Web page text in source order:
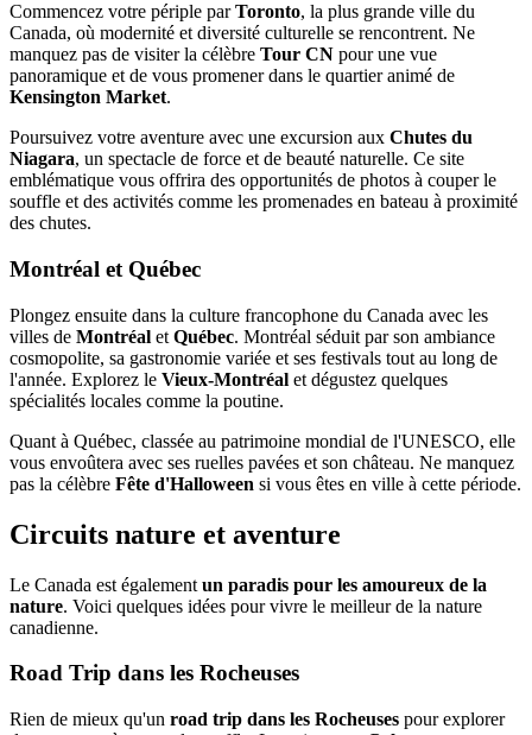
Commencez votre périple parToronto, la plus grande ville du
Canada, où modernité et diversité culturelle se rencontrent. Ne
manquez pas de visiter la célèbre Tour CN pour une vue
panoramique et de vous promener dans le quartier animé de
Kensington Market.
Poursuivez votre aventure avec une excursion aux Chutes du
Niagara, un spectacle de force et de beauté naturelle. Ce site
emblématique vous offrira des opportunités de photos à couper le
souffle et des activités comme les promenades en bateau à proximité
des chutes.
Montréal et Québec
Plongez ensuite dans la culture francophone du Canada avec les
villes de Montréal et Québec. Montréal séduit par son ambiance
cosmopolite, sa gastronomie variée et ses festivals tout au long de
l'année. Explorez le Vieux-Montréal et dégustez quelques
spécialités locales comme la poutine.
Quant à Québec, classée au patrimoine mondial de l'UNESCO, elle
vous envoûtera avec ses ruelles pavées et son château. Ne manquez
pas la célèbre Fête d'Halloween si vous êtes en ville à cette période.
Circuits nature et aventure
Le Canada est également un paradis pour les amoureux de la
nature. Voici quelques idées pour vivre le meilleur de la nature
canadienne.
Road Trip dans les Rocheuses
Rien de mieux qu'un road trip dans les Rocheuses pour explorer